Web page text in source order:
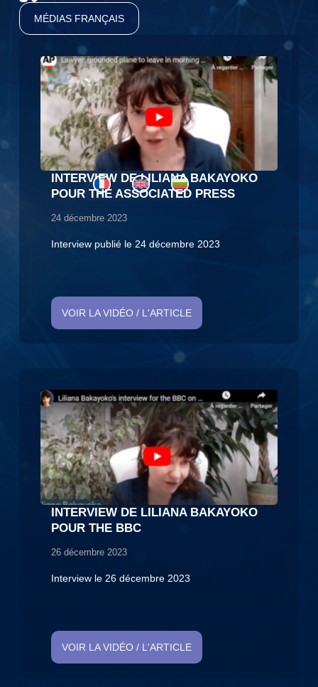
MÉDIAS FRANÇAIS
INTERVIEW DE LILIANA BAKAYOKO
POUR THE ASSOCIATED PRESS
24 décembre 2023
Interview publié le 24 décembre 2023
VOIR LA VIDÉO / L'ARTICLE
INTERVIEW DE LILIANA BAKAYOKO
POUR THE BBC
26 décembre 2023
Interview le 26 décembre 2023
VOIR LA VIDÉO / L'ARTICLE